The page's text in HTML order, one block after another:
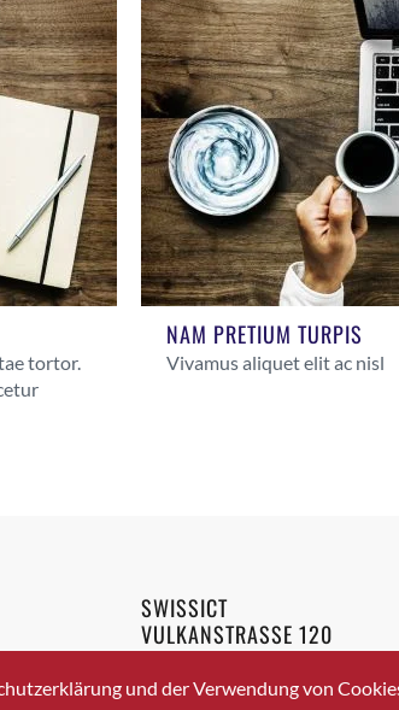
tortor.
NAM PRETIUM TURPIS
Vivamus aliquet elit ac nisl
SWISSICT
VULKANSTRASSE 120
8048 ZURICH
und der Verwendung von